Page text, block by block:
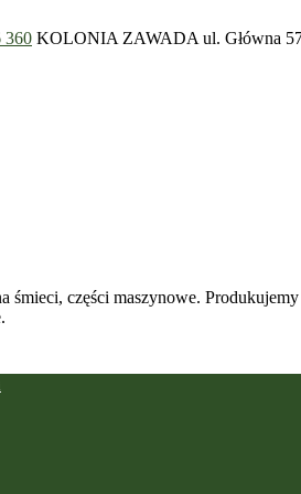
360 KOLONIA ZAWADA ul. Główna
śmieci, części maszynowe.